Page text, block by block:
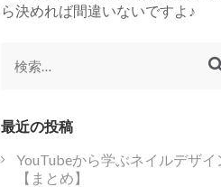
ら決めれば間違いないですよ♪
検
最近の投稿
YouTubeから学ぶネイルデザイ
【まとめ】